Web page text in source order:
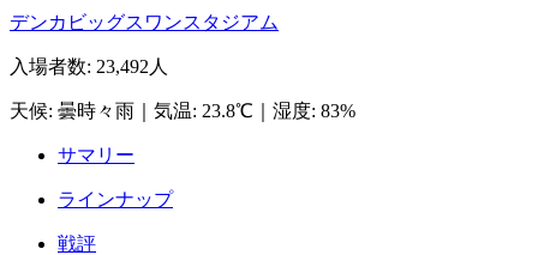
デンカビッグスワンスタジアム
入場者数: 23,492人
天候: 曇時々雨 気温: 23.8℃ 湿度: 83%
サマリー
ラインナップ
戦評